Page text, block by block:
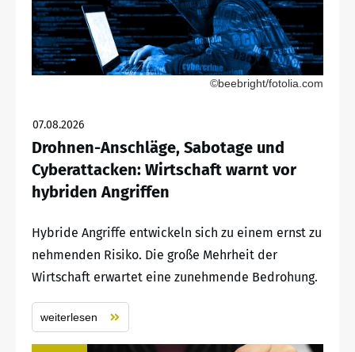
©beebright/fotolia.com
07.08.2026
Drohnen-Anschläge, Sabotage und
Cyberattacken: Wirtschaft warnt vor
hybriden Angriffen
Hybride Angriffe entwickeln sich zu einem ernst zu
nehmenden Risiko. Die große Mehrheit der
Wirtschaft erwartet eine zunehmende Bedrohung.
weiterlesen